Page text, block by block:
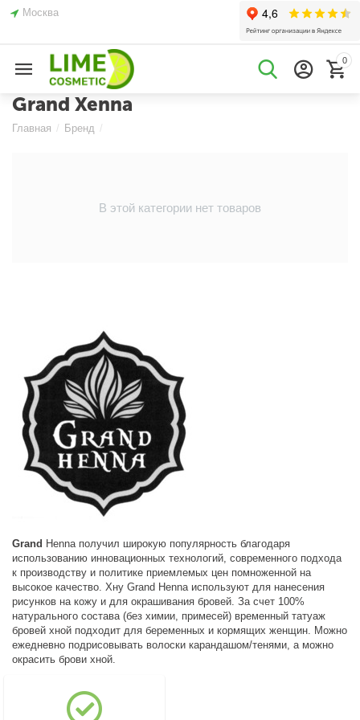
Москва
0
Grand Xenna
Главная / Бренд /
Grand Henna получил широкую популярность благодаря
использованию инновационных технологий, современного подхода
к производству и политике приемлемых цен помноженной на
высокое качество. Хну Grand Henna используют для нанесения
рисунков на кожу и для окрашивания бровей. За счет 100%
натурального состава (без химии, примесей) временный татуаж
бровей хной подходит для беременных и кормящих женщин. Можно
ежедневно подрисовывать волоски карандашом/тенями, а можно
окрасить брови хной.
В этой категории нет товаров